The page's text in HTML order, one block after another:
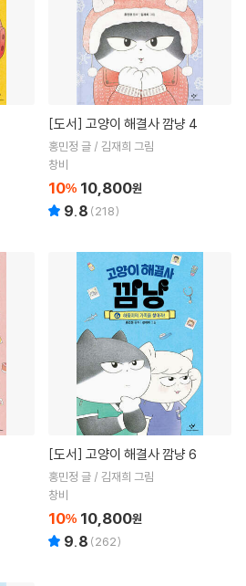
[도서] 고양이 해결사 깜냥 4
홍민정 글 / 김재희 그림
창비
10% 10,800원
9.8 (218)
[도서] 고양이 해결사 깜냥 6
홍민정 글 / 김재희 그림
창비
10% 10,800원
9.8 (262)